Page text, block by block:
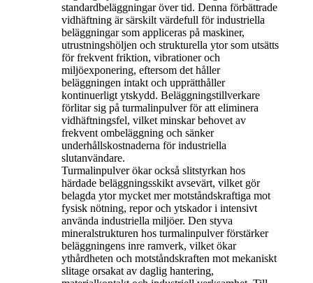
standardbeläggningar över tid. Denna förbättrade
vidhäftning är särskilt värdefull för industriella
beläggningar som appliceras på maskiner,
utrustningshöljen och strukturella ytor som utsätts
för frekvent friktion, vibrationer och
miljöexponering, eftersom det håller
beläggningen intakt och upprätthåller
kontinuerligt ytskydd. Beläggningstillverkare
förlitar sig på turmalinpulver för att eliminera
vidhäftningsfel, vilket minskar behovet av
frekvent ombeläggning och sänker
underhållskostnaderna för industriella
slutanvändare.
Turmalinpulver ökar också slitstyrkan hos
härdade beläggningsskikt avsevärt, vilket gör
belagda ytor mycket mer motståndskraftiga mot
fysisk nötning, repor och ytskador i intensivt
använda industriella miljöer. Den styva
mineralstrukturen hos turmalinpulver förstärker
beläggningens inre ramverk, vilket ökar
ythårdheten och motståndskraften mot mekaniskt
slitage orsakat av daglig hantering,